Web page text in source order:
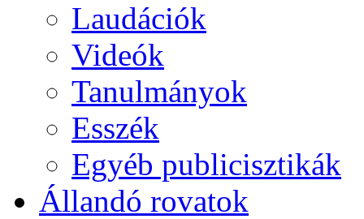
Laudációk
Videók
Tanulmányok
Esszék
Egyéb publicisztikák
Állandó rovatok